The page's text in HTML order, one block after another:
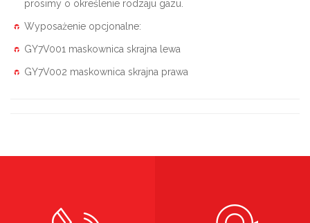
prosimy o określenie rodzaju gazu.
Wyposażenie opcjonalne:
GY7V001 maskownica skrajna lewa
GY7V002 maskownica skrajna prawa